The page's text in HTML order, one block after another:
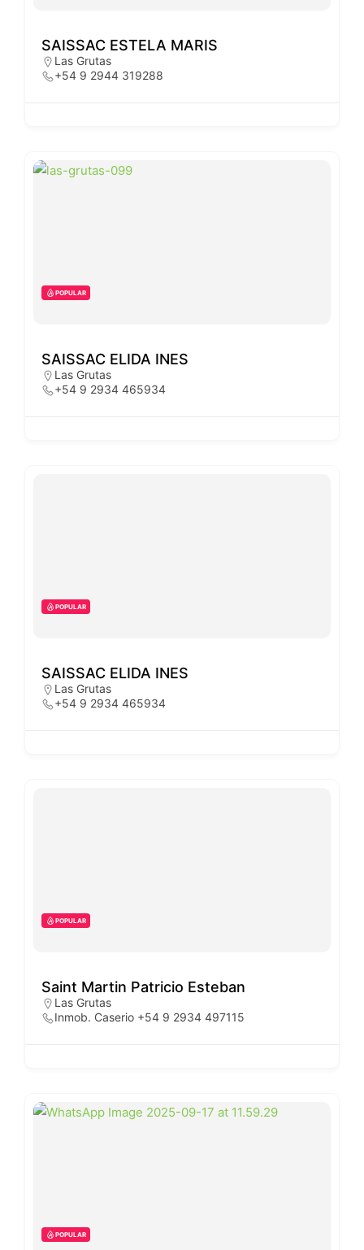
SAISSAC ESTELA MARIS
Las Grutas
+54 9 2944 319288
POPULAR
SAISSAC ELIDA INES
Las Grutas
+54 9 2934 465934
POPULAR
SAISSAC ELIDA INES
Las Grutas
+54 9 2934 465934
POPULAR
Saint Martin Patricio Esteban
Las Grutas
Inmob. Caserio +54 9 2934 497115
POPULAR